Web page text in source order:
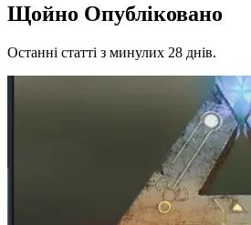
Щойно Опубліковано
Останні статті з минулих 28 днів.